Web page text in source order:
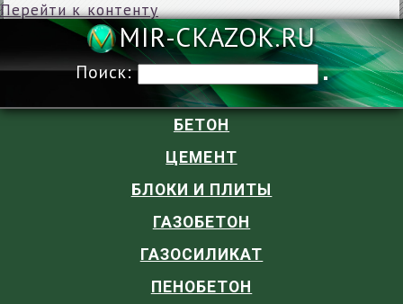
Перейти к контенту
MIR-
Поиск:
БЕТОН
ЦЕМЕНТ
БЛОКИ И ПЛИТЫ
ГАЗОБЕТОН
ГАЗОСИЛИКАТ
ПЕНОБЕТОН